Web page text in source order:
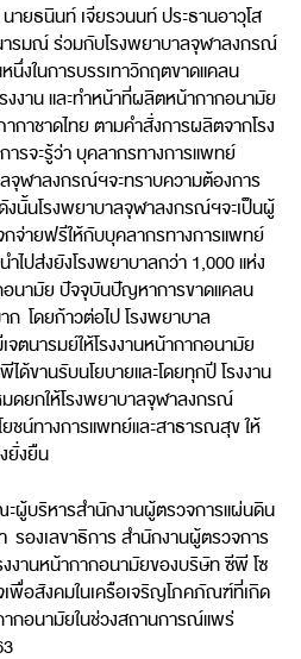
ยธนินท์ เจียรวนนท์ ประธานอาวุโส
รมณ์ ร่วมกับโรงพยาบาลจุฬาลงกรณ์
นึ่งในการบรรเทาวิกฤตขาดแคลน
งาน และทำหน้าที่ผลิตหน้ากากอนามัย
าชาดไทย ตามคำสั่งการผลิตจากโรง
รจะรู้ว่า บุคลากรทางการแพทย์
จุฬาลงกรณ์ฯจะทราบความต้องการ
นั้นโรงพยาบาลจุฬาลงกรณ์ฯจะเป็นผู้
จ่ายฟรีให้กับบุคลากรทางการแพทย์
ำไปส่งยังโรงพยาบาลกว่า 1,000 แห่ง
อนามัย ปัจจุบันปัญหาการขาดแคลน
ก โดยก้าวต่อไป โรงพยาบาล
ตนารมย์ให้โรงงานหน้ากากอนามัย
ด้ขานรับนโยบายและโดยทุกปี โรงงาน
ดยกให้โรงพยาบาลจุฬาลงกรณ์
ชน์ทางการแพทย์และสาธารณสุข ให้
ยั่งยืน
ผู้บริหารสำนักงานผู้ตรวจการแผ่นดิน
งเลขาธิการ สำนักงานผู้ตรวจการ
งงานหน้ากากอนามัยของบริษัท ซีพี โซ
พื่อสังคมในเครือเจริญโภคภัณฑ์ที่เกิด
กอนามัยในช่วงสถานการณ์แพร่